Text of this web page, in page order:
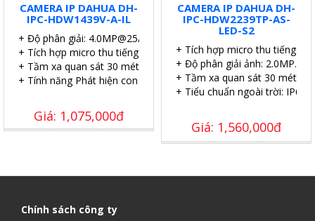
CAMERA IP DAHUA DH-
IPC-HDW1439V-A-IL
+ Độ phân giải: 4.0MP@25/30 fps)
+ Tích hợp micro thu tiếng.
+ Tầm xa quan sát 30 mét.
+ Tính năng Phát hiện con người.
Giá: 1,075,000đ
CAMERA IP DAHUA DH-
IPC-HDW2239TP-AS-
LED-S2
+ Tích hợp micro thu tiếng.
+ Độ phân giải ảnh: 2.0MP.
+ Tầm xa quan sát 30 mét.
+ Tiểu chuẩn ngoài trời: IP67.
Giá: 1,560,000đ
Chính sách công ty